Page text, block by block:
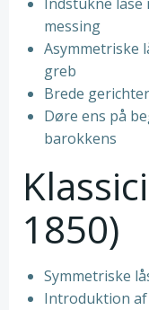
messing
Asymmetriske
greb
Brede
Døre ens på
barokkens
1850)
Symmetriske
Introduktion